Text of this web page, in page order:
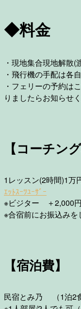
◆料金
・現地集合現地解散(
・飛行機の手配は各
・フェリーの予約は
りましたらお知らせく
【コーチン
1レッスン(2時間)1万
ｴｯﾄｽｰﾂﾕｰｻﾞｰ
※ビジター ＋2,000円
※合宿前にお振込みを
【宿泊費】
民宿とみ乃 （1泊2